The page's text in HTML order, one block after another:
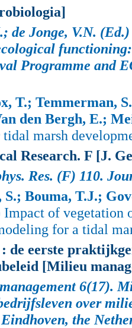
de Jonge, V.N. (Ed.)
Programme and
T.; Temmerman,
den Bergh, E.;
marsh
Research. F [J.
Res. (F) 110.
S.; Bouma, T.J.;
Impact of vegetation
for a tidal
de eerste
[Milieu
6(17).
over
the